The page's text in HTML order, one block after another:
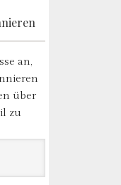
an,
über
zu